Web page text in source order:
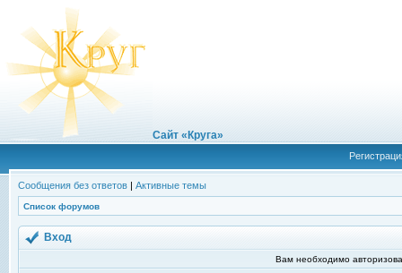
Сайт «Круга»
Сообщения без ответов | Активные темы
Список форумов
Вход
Вам необходимо